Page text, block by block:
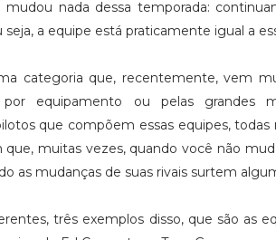
nada dessa temporada:
seja, a equipe está praticamente igual a
categoria que, recentemente, vem
equipamento ou pelas grandes
que compõem essas equipes,
muitas vezes, quando você não
as mudanças de suas rivais surtem
três exemplos disso, que são as